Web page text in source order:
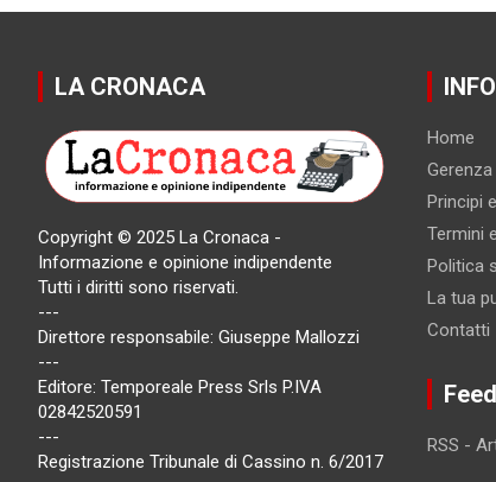
LA CRONACA
Copyright © 2025 La Cronaca -
Informazione e opinione indipendente
Tutti i diritti sono riservati.
---
Direttore responsabile: Giuseppe Mallozzi
---
Editore: Temporeale Press Srls P.IVA
02842520591
---
Registrazione Tribunale di Cassino n. 6/2017
INFO
Home
Gerenza
Principi
Termini
Politica
La tua
Contatti
RSS -